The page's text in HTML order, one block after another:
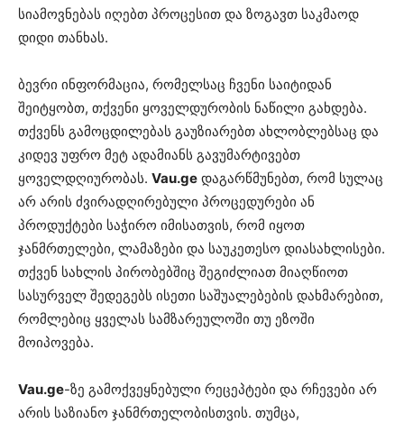
სიამოვნებას იღებთ პროცესით და ზოგავთ საკმაოდ
დიდი თანხას.
ბევრი ინფორმაცია, რომელსაც ჩვენი საიტიდან
შეიტყობთ, თქვენი ყოველდურობის ნაწილი გახდება.
თქვენს გამოცდილებას გაუზიარებთ ახლობლებსაც და
კიდევ უფრო მეტ ადამიანს გავუმარტივებთ
ყოველდღიურობას. Vau.ge დაგარწმუნებთ, რომ სულაც
არ არის ძვირადღირებული პროცედურები ან
პროდუქტები საჭირო იმისათვის, რომ იყოთ
ჯანმრთელები, ლამაზები და საუკეთესო დიასახლისები.
თქვენ სახლის პირობებშიც შეგიძლიათ მიაღწიოთ
სასურველ შედეგებს ისეთი საშუალებების დახმარებით,
რომლებიც ყველას სამზარეულოში თუ ეზოში
მოიპოვება.
Vau.ge-ზე გამოქვეყნებული რეცეპტები და რჩევები არ
არის საზიანო ჯანმრთელობისთვის. თუმცა,